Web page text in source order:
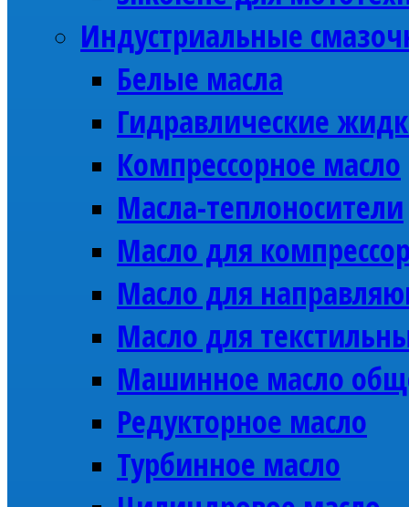
Индустриальные
Белые масла
Гидравлические
Компрессорное масло
Масла-теплоносители
Масло для
Масло для
Масло для
Машинное масло
Редукторное масло
Турбинное масло